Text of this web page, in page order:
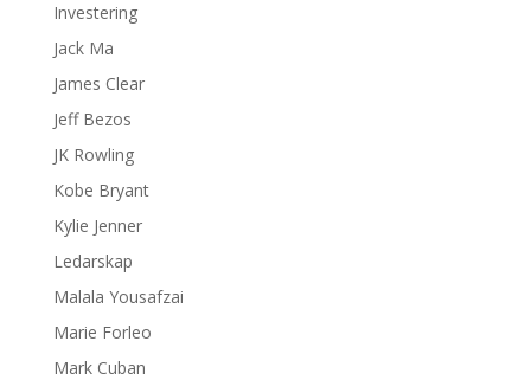
Investering
Jack Ma
James Clear
Jeff Bezos
JK Rowling
Kobe Bryant
Kylie Jenner
Ledarskap
Malala Yousafzai
Marie Forleo
Mark Cuban